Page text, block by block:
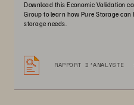
Download this Economic Validation
Group to learn how Pure Storage
storage needs.
RAPPORT D’ANALYSTE